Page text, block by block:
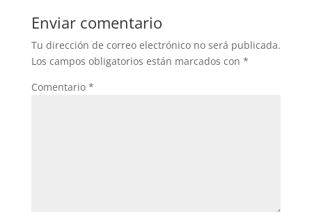
Enviar comentario
Tu dirección de correo electrónico no será publicada.
Los campos obligatorios están marcados con *
Comentario *